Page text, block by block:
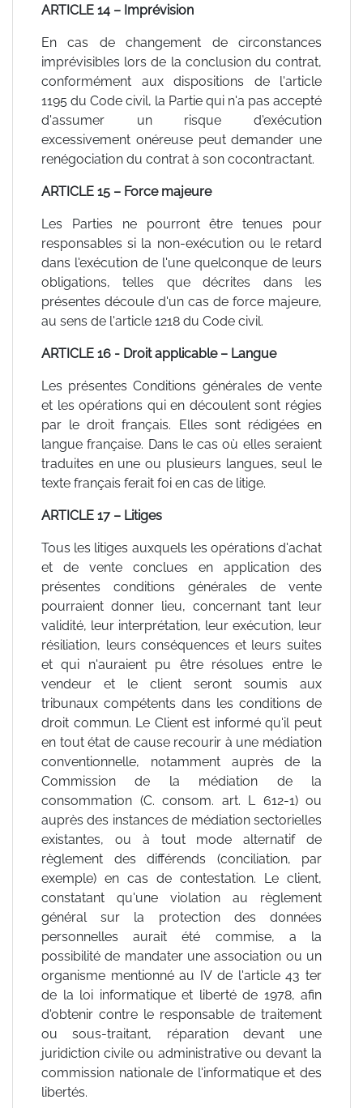
ARTICLE 14 – Imprévision
En cas de changement de circonstances
imprévisibles lors de la conclusion du contrat,
conformément aux dispositions de l'article
1195 du Code civil, la Partie qui n'a pas accepté
d'assumer un risque d'exécution
excessivement onéreuse peut demander une
renégociation du contrat à son cocontractant.
ARTICLE 15 – Force majeure
Les Parties ne pourront être tenues pour
responsables si la non-exécution ou le retard
dans l'exécution de l'une quelconque de leurs
obligations, telles que décrites dans les
présentes découle d'un cas de force majeure,
au sens de l'article 1218 du Code civil.
ARTICLE 16 - Droit applicable – Langue
Les présentes Conditions générales de vente
et les opérations qui en découlent sont régies
par le droit français. Elles sont rédigées en
langue française. Dans le cas où elles seraient
traduites en une ou plusieurs langues, seul le
texte français ferait foi en cas de litige.
ARTICLE 17 – Litiges
Tous les litiges auxquels les opérations d'achat
et de vente conclues en application des
présentes conditions générales de vente
pourraient donner lieu, concernant tant leur
validité, leur interprétation, leur exécution, leur
résiliation, leurs conséquences et leurs suites
et qui n'auraient pu être résolues entre le
vendeur et le client seront soumis aux
tribunaux compétents dans les conditions de
droit commun. Le Client est informé qu'il peut
en tout état de cause recourir à une médiation
conventionnelle, notamment auprès de la
Commission de la médiation de la
consommation (C. consom. art. L 612-1) ou
auprès des instances de médiation sectorielles
existantes, ou à tout mode alternatif de
règlement des différends (conciliation, par
exemple) en cas de contestation. Le client,
constatant qu'une violation au règlement
général sur la protection des données
personnelles aurait été commise, a la
possibilité de mandater une association ou un
organisme mentionné au IV de l'article 43 ter
de la loi informatique et liberté de 1978, afin
d'obtenir contre le responsable de traitement
ou sous-traitant, réparation devant une
juridiction civile ou administrative ou devant la
commission nationale de l'informatique et des
libertés.